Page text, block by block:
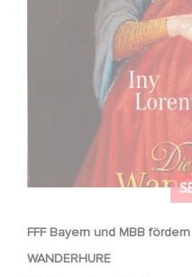
FFF Bayern und MBB
WANDERHURE
WANDERHURE